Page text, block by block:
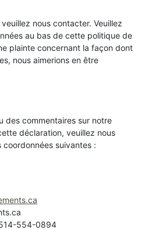
nous contacter. Veuillez
au bas de cette politique de
plainte concernant la façon dont
nous aimerions en être
des commentaires sur notre
déclaration, veuillez nous
suivantes :
554-0894